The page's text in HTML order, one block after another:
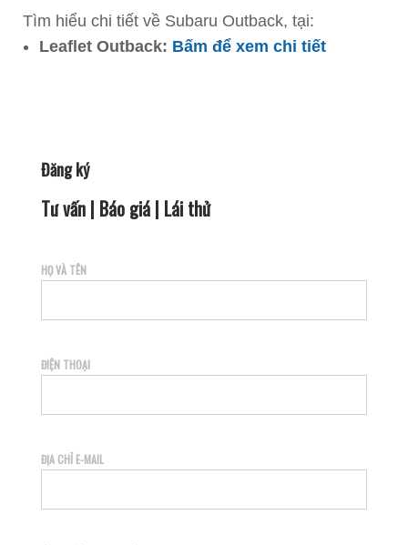
Tìm hiểu chi tiết về Subaru Outback, tại:
Leaflet Outback: Bấm để xem chi tiết
Đăng ký
Tư vấn | Báo giá | Lái thử
HỌ VÀ TÊN
ĐIỆN THOẠI
ĐỊA CHỈ E-MAIL